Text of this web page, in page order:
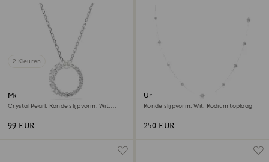
2 Kleuren
Matrix hanger
Crystal Pearl, Ronde slijpvorm, Wit,
99 EUR
Una Angelic lange ketting
Ronde slijpvorm, Wit, Rodium toplaag
250 EUR